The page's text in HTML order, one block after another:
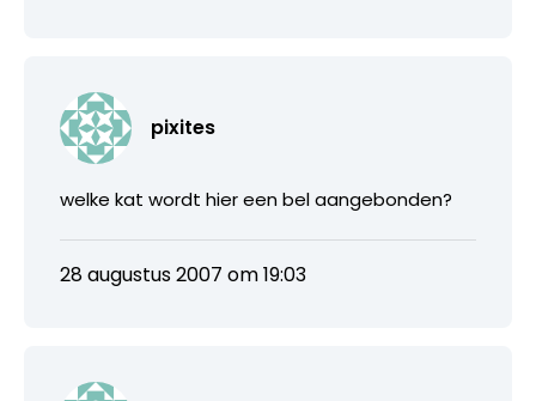
pixites
welke kat wordt hier een bel aangebonden?
28 augustus 2007 om 19:03